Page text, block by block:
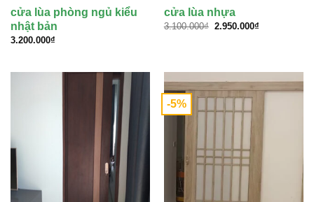
cửa lùa phòng ngủ kiểu
nhật bản
3.200.000₫
cửa lùa nhựa
3.100.000₫ Giá
2.950.000₫Giá
-5%